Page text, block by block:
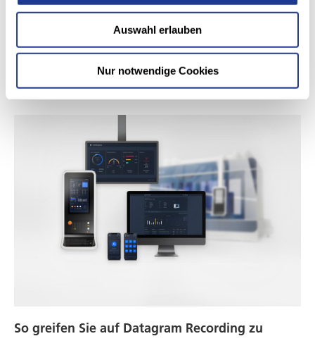
Auswahl erlauben
Nur notwendige Cookies
ermöglicht eine Dateiablage in Netzlaufwerken, SFTP sowie
moderne Protokolle wie REST oder Integration in Ihre
Softwareplattformen.
So greifen Sie auf Datagram Recording zu